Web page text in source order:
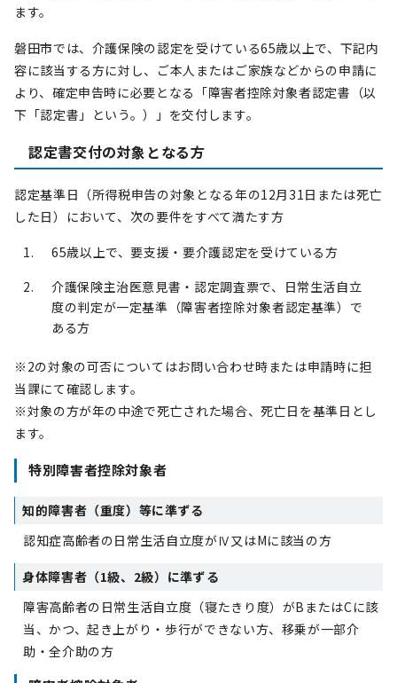
ます。
磐田市では、介護保険の認定を受けている65歳以上で、下記内
容に該当する方に対し、ご本人またはご家族などからの申請に
より、確定申告時に必要となる「障害者控除対象者認定書（以
下「認定書」という。）」を交付します。
認定書交付の対象となる方
認定基準日（所得税申告の対象となる年の12月31日または死亡
した日）において、次の要件をすべて満たす方
65歳以上で、要支援・要介護認定を受けている方
介護保険主治医意見書・認定調査票で、日常生活自立
度の判定が一定基準（障害者控除対象者認定基準）で
ある方
※2の対象の可否についてはお問い合わせ時または申請時に担
当課にて確認します。
※対象の方が年の中途で死亡された場合、死亡日を基準日とし
ます。
特別障害者控除対象者
知的障害者（重度）等に準ずる
認知症高齢者の日常生活自立度がⅣ又はMに該当の方
身体障害者（1級、2級）に準ずる
障害高齢者の日常生活自立度（寝たきり度）がBまたはCに該
当、かつ、起き上がり・歩行ができない方、移乗が一部介
助・全介助の方